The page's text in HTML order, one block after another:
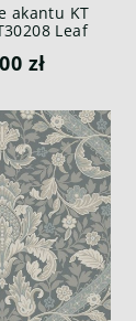
akantu KT
Leaf
zł